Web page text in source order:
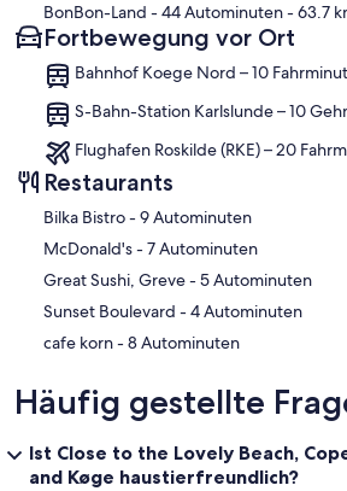
BonBon-Land - 44 Autominuten- 63.7
Fortbewegung vor Ort
Bahnhof Koege Nord – 10
S-Bahn-Station Karlslunde – 10
Flughafen Roskilde (RKE) – 20
Restaurants
‪Bilka Bistro - ‬9 Autominuten
‪McDonald's - ‬7 Autominuten
‪Great Sushi, Greve - ‬5 Autominuten
‪Sunset Boulevard - ‬4 Autominuten
‪cafe korn - ‬8 Autominuten
Häufig gestellte
Ist Close to the Lovely Beach,
and Køge haustierfreundlich?